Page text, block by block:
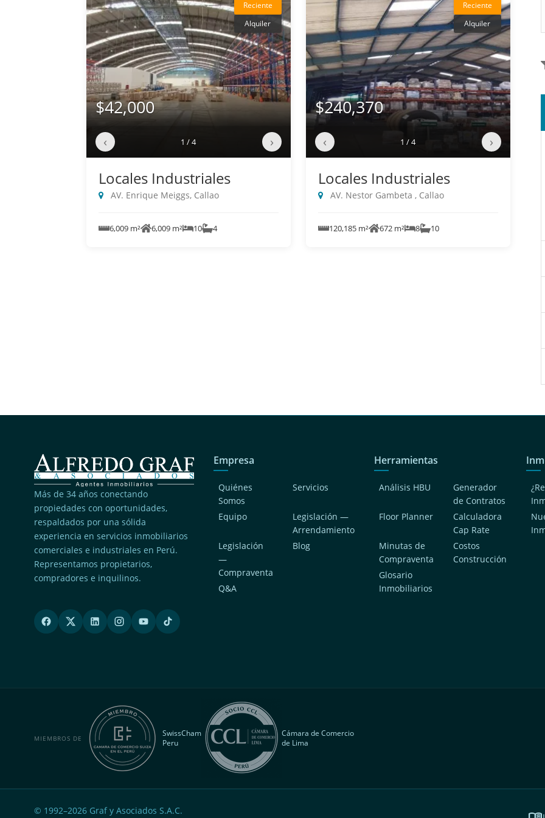
Reciente
Alquiler
$42,000
‹ 1 / 4 ›
Locales Industriales
AV. Enrique Meiggs, Callao
6,009 m² 6,009 m² 10 4
Reciente
Alquiler
$240,370
‹ 1 / 4 ›
Locales Industriales
AV. Nestor Gambeta , Callao
120,185 m² 672 m² 8 10
Más de 34 años conectando
propiedades con oportunidades,
respaldados por una sólida
experiencia en servicios inmobiliarios
comerciales e industriales en Perú.
Representamos propietarios,
compradores e inquilinos.
Empresa
Quiénes
Somos
Servicios
Equipo
Legislación —
Arrendamiento
Legislación
—
Compraventa
Blog
Q&A
Herramientas
Análisis HBU
Generador
de Contratos
Floor Planner
Calculadora
Cap Rate
Minutas de
Compraventa
Costos
Construcción
Glosario
Inmobiliarios
MIEMBROS DE
SwissCham
Peru
Cámara de Comercio
de Lima
© 1992–2026 Graf y Asociados S.A.C.